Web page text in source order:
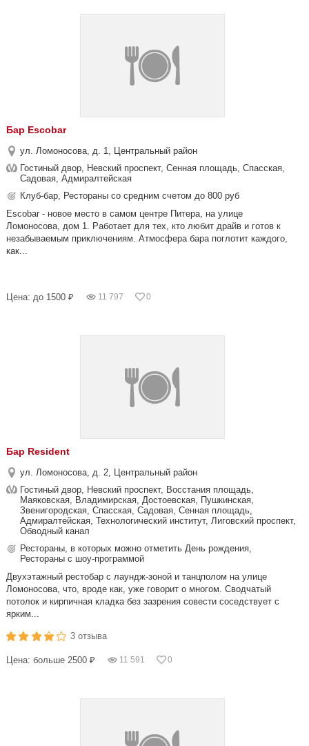
Бар Escobar
ул. Ломоносова, д. 1, Центральный район
Гостиный двор, Невский проспект, Сенная площадь, Спасская,
Садовая, Адмиралтейская
Клуб-бар, Рестораны со средним счетом до 800 руб
Escobar - новое место в самом центре Питера, на улице
Ломоносова, дом 1. Работает для тех, кто любит драйв и готов к
незабываемым приключениям. Атмосфера бара поглотит каждого,
как...
Цена: до 1500 ₽ 11 797 0
Бар Resident
ул. Ломоносова, д. 2, Центральный район
Гостиный двор, Невский проспект, Восстания площадь,
Маяковская, Владимирская, Достоевская, Пушкинская,
Звенигородская, Спасская, Садовая, Сенная площадь,
Адмиралтейская, Технологический институт, Лиговский проспект,
Обводный канал
Рестораны, в которых можно отметить День рождения,
Рестораны с шоу-программой
Двухэтажный рестобар с лаундж-зоной и танцполом на улице
Ломоносова, что, вроде как, уже говорит о многом. Сводчатый
потолок и кирпичная кладка без зазрения совести соседствует с
ярким...
3 отзыва
Цена: больше 2500 ₽ 11 591 0